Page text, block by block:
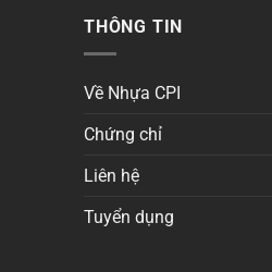
THÔNG TIN
Về Nhựa CPI
Chứng chỉ
Liên hệ
Tuyển dụng